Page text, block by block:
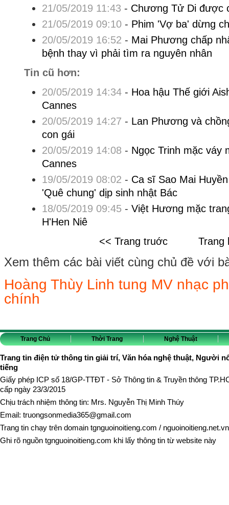
21/05/2019 11:43 - Chương Tử Di được
21/05/2019 09:10- Phim 'Vợ ba' dừng
20/05/2019 16:52 - Mai Phương chấp
bệnh thay vì phải tìm ra nguyên nhân
Tin cũ hơn:
20/05/2019 14:34- Hoa hậu Thế giới
Cannes
20/05/2019 14:27 - Lan Phương và
con gái
20/05/2019 14:08 - Ngọc Trinh mặc váy
Cannes
19/05/2019 08:02 - Ca sĩ Sao Mai
'Quê chung' dịp sinh nhật Bác
18/05/2019 09:45- Việt Hương mặc
H'Hen Niê
<< Trang truớc
Trang
Xem thêm các bài viết cùng chủ đề với
Hoàng Thùy Linh tung MV nhạc
chính
Trang Chủ Thời Trang Nghệ Thuật
Trang tin điện tử thông tin giải trí, Văn hóa nghệ thuật, Người
tiếng
Giấy phép ICP số 18/GP-TTĐT - Sở Thông tin & Truyền thông
cấp ngày 23/3/2015
Chịu trách nhiệm thông tin: Mrs. Nguyễn Thị Minh Thúy
Email: truongsonmedia365@gmail.com
Trang tin chạy trên domain tgnguoinoitieng.com / nguoinoitieng.net.vn
Ghi rõ nguồn tgnguoinoitieng.com khi lấy thông tin từ website này